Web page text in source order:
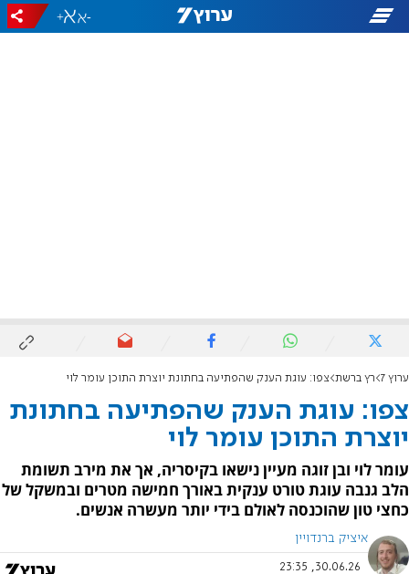
-
+
ערוץ 7 רץ ברשת צפו: עוגת הענק שהפתיעה בחתונת יוצרת התוכן עומר לוי
צפו: עוגת הענק שהפתיעה בחתונת
יוצרת התוכן עומר לוי
עומר לוי ובן זוגה מעיין נישאו בקיסריה, אך את מירב תשומת
הלב גנבה עוגת טורט ענקית באורך חמישה מטרים ובמשקל של
כחצי טון שהוכנסה לאולם בידי יותר מעשרה אנשים.
איציק ברנדויין
30.06.26, 23:35